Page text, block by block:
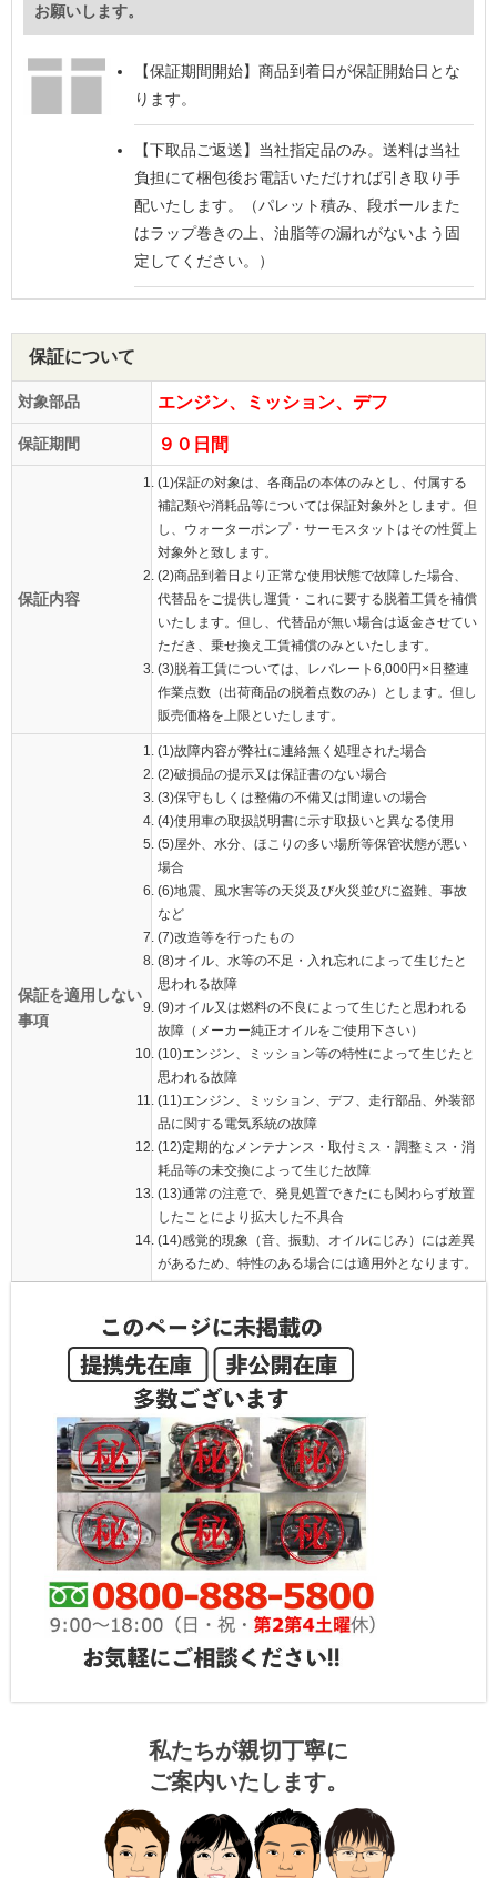
お願いします。
【保証期間開始】 商品到着日が保証開始日とな
ります。
【下取品ご返送】 当社指定品のみ。送料は当社
負担にて梱包後お電話いただければ引き取り手
配いたします。（パレット積み、段ボールまた
はラップ巻きの上、油脂等の漏れがないよう固
定してください。）
保証について
対象部品 エンジン、ミッション、デフ
保証期間 ９０日間
保証内容
(1)保証の対象は、各商品の本体のみとし、付属する
補記類や消耗品等については保証対象外とします。但
し、ウォーターポンプ・サーモスタットはその性質上
対象外と致します。
(2)商品到着日より正常な使用状態で故障した場合、
代替品をご提供し運賃・これに要する脱着工賃を補償
いたします。但し、代替品が無い場合は返金させてい
ただき、乗せ換え工賃補償のみといたします。
(3)脱着工賃については、レバレート6,000円×日整連
作業点数（出荷商品の脱着点数のみ）とします。但し
販売価格を上限といたします。
保証を適用しない
事項
(1)故障内容が弊社に連絡無く処理された場合
(2)破損品の提示又は保証書のない場合
(3)保守もしくは整備の不備又は間違いの場合
(4)使用車の取扱説明書に示す取扱いと異なる使用
(5)屋外、水分、ほこりの多い場所等保管状態が悪い
場合
(6)地震、風水害等の天災及び火災並びに盗難、事故
など
(7)改造等を行ったもの
(8)オイル、水等の不足・入れ忘れによって生じたと
思われる故障
(9)オイル又は燃料の不良によって生じたと思われる
故障（メーカー純正オイルをご使用下さい）
(10)エンジン、ミッション等の特性によって生じたと
思われる故障
(11)エンジン、ミッション、デフ、走行部品、外装部
品に関する電気系統の故障
(12)定期的なメンテナンス・取付ミス・調整ミス・消
耗品等の未交換によって生じた故障
(13)通常の注意で、発見処置できたにも関わらず放置
したことにより拡大した不具合
(14)感覚的現象（音、振動、オイルにじみ）には差異
があるため、特性のある場合には適用外となります。
私たちが親切丁寧に
ご案内いたします。